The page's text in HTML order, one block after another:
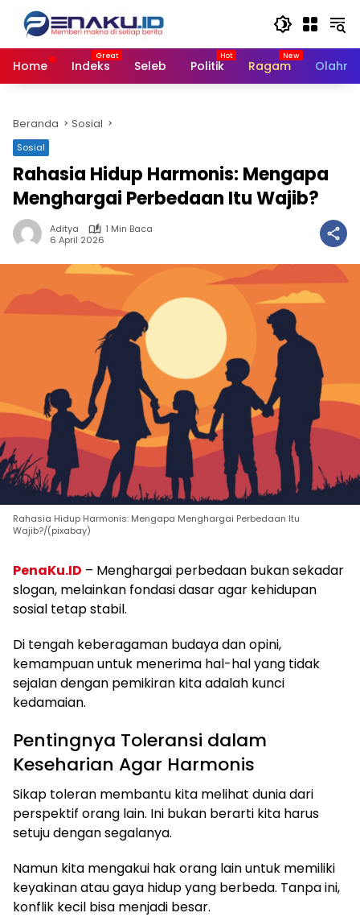
Langsung
konten
Home
Indeks Seleb Politik Ragam
Beranda Sosial
Sosial
Rahasia Hidup Harmonis: Mengapa
Menghargai Perbedaan Itu Wajib?
Aditya
1 Min Baca
6 April 2026
Rahasia Hidup Harmonis: Mengapa Menghargai Perbedaan Itu
Wajib?/(pixabay)
PenaKu.ID – Menghargai perbedaan bukan sekadar
slogan, melainkan fondasi dasar agar kehidupan
sosial tetap stabil.
Di tengah keberagaman budaya dan opini,
kemampuan untuk menerima hal-hal yang tidak
sejalan dengan pemikiran kita adalah kunci
kedamaian.
Pentingnya Toleransi dalam
Keseharian Agar Harmonis
Sikap toleran membantu kita melihat dunia dari
perspektif orang lain. Ini bukan berarti kita harus
setuju dengan segalanya.
Namun kita mengakui hak orang lain untuk memiliki
keyakinan atau gaya hidup yang berbeda. Tanpa ini,
konflik kecil bisa menjadi besar.